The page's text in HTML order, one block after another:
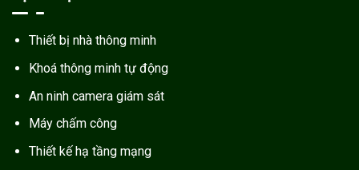
Thiết bị nhà thông minh
Khoá thông minh tự động
An ninh camera giám sát
Máy chấm công
Thiết kế hạ tầng mạng